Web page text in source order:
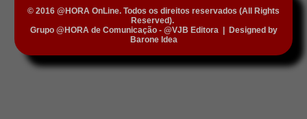
© 2016 @HORA OnLine. Todos os direitos reservados (All Rights
Reserved).
Grupo @HORA de Comunicação - @VJB Editora|
Designed by
Barone Idea